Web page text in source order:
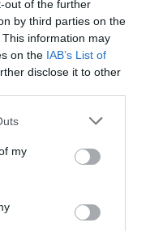
out of the further
by third parties on the
This information may
on the IAB’s List of
disclose it to other
my